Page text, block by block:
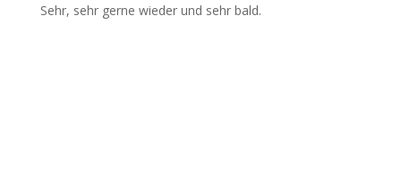
Sehr, sehr gerne wieder und sehr bald.